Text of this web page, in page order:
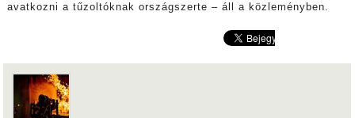
avatkozni a tűzoltóknak országszerte – áll a közleményben.